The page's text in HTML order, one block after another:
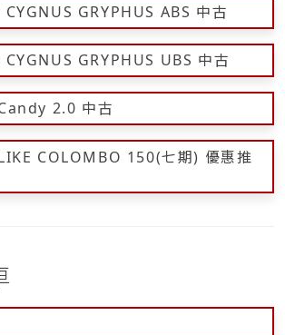
GRYPHUS ABS 中古
GRYPHUS UBS 中古
2.0 中古
COLOMBO 150(七期) 優惠推